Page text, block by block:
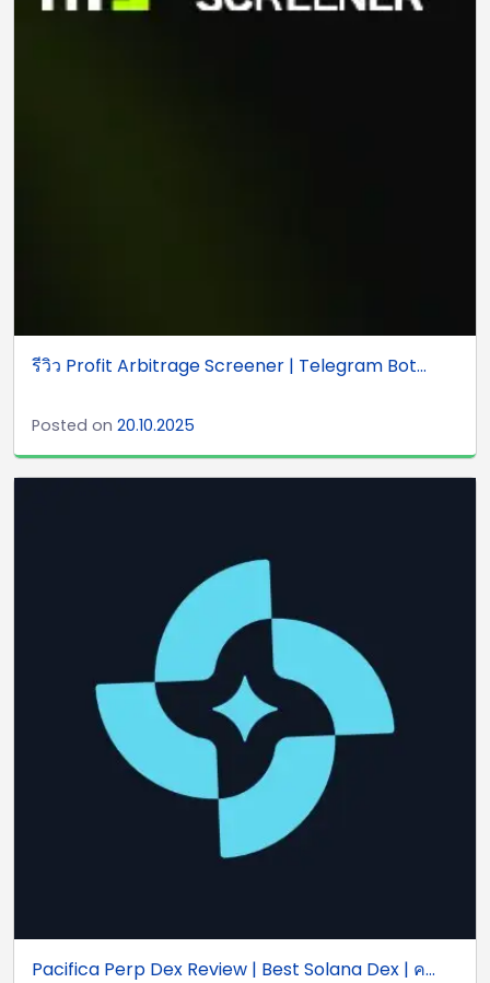
รีวิว Profit Arbitrage Screener | Telegram Bot...
Posted on 20.10.2025
Pacifica Perp Dex Review | Best Solana Dex | ค...